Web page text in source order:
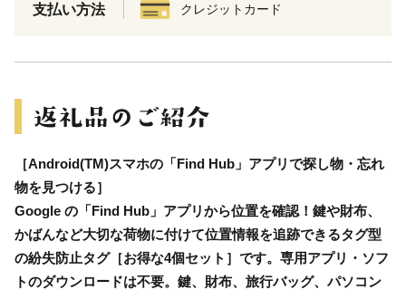
支払い方法 クレジットカード
［Android(TM)スマホの「Find Hub」アプリで探し物・忘れ
物を見つける］
Google の「Find Hub」アプリから位置を確認！鍵や財布、
かばんなど大切な荷物に付けて位置情報を追跡できるタグ型
の紛失防止タグ［お得な4個セット］です。専用アプリ・ソフ
トのダウンロードは不要。鍵、財布、旅行バッグ、パソコン